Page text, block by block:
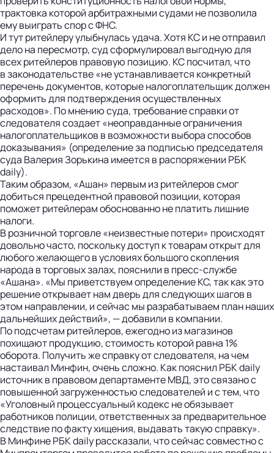
трактовка которой арбитражными судами не позволила
ему выиграть спор с ФНС.
И тут ритейлеру улыбнулась удача. Хотя КС и не отправил
дело на пересмотр, суд сформулировал выгодную для
всех ритейлеров правовую позицию. КС посчитал, что
в законодательстве «не устанавливается конкретный
перечень документов, которые налогоплательщик должен
оформить для подтверждения осуществленных
расходов». По мнению суда, требование справки от
следователя создает «неоправданные ограничения
налогоплательщиков в возможности выбора способов
доказывания» (определение за подписью председателя
суда Валерия Зорькина имеется в распоряжении РБК
daily).
Таким образом, «Ашан» первым из ритейлеров смог
добиться прецедентной правовой позиции, которая
поможет ритейлерам обосно­ванно не платить лишние
налоги.
В розничной торговле «неизвестные потери» происходят
довольно часто, поскольку доступ к товарам открыт для
любого желающего в условиях большого скопления
народа в торговых залах, пояснили в пресс-службе
«Ашана». «Мы приветствуем определение КС, так как это
решение открывает нам дверь для следующих шагов в
этом направлении, и сейчас мы разрабатываем план наших
дальнейших действий», — добавили в компании.
По подсчетам ритейлеров, ежегодно из магазинов
похищают продукцию, стоимость которой равна 1%
оборота. Получить же справку от следователя, на чем
настаивал Минфин, очень сложно. Как пояснил РБК daily
источник в правовом департаменте МВД, это связано с
повышенной загруженностью следователей и с тем, что
«Уголовный процессуальный кодекс не обязывает
работников полиции, ответственных за предварительное
следствие по факту хищения, выдавать такую справку».
В Минфине РБК daily рассказали, что сейчас совместно с